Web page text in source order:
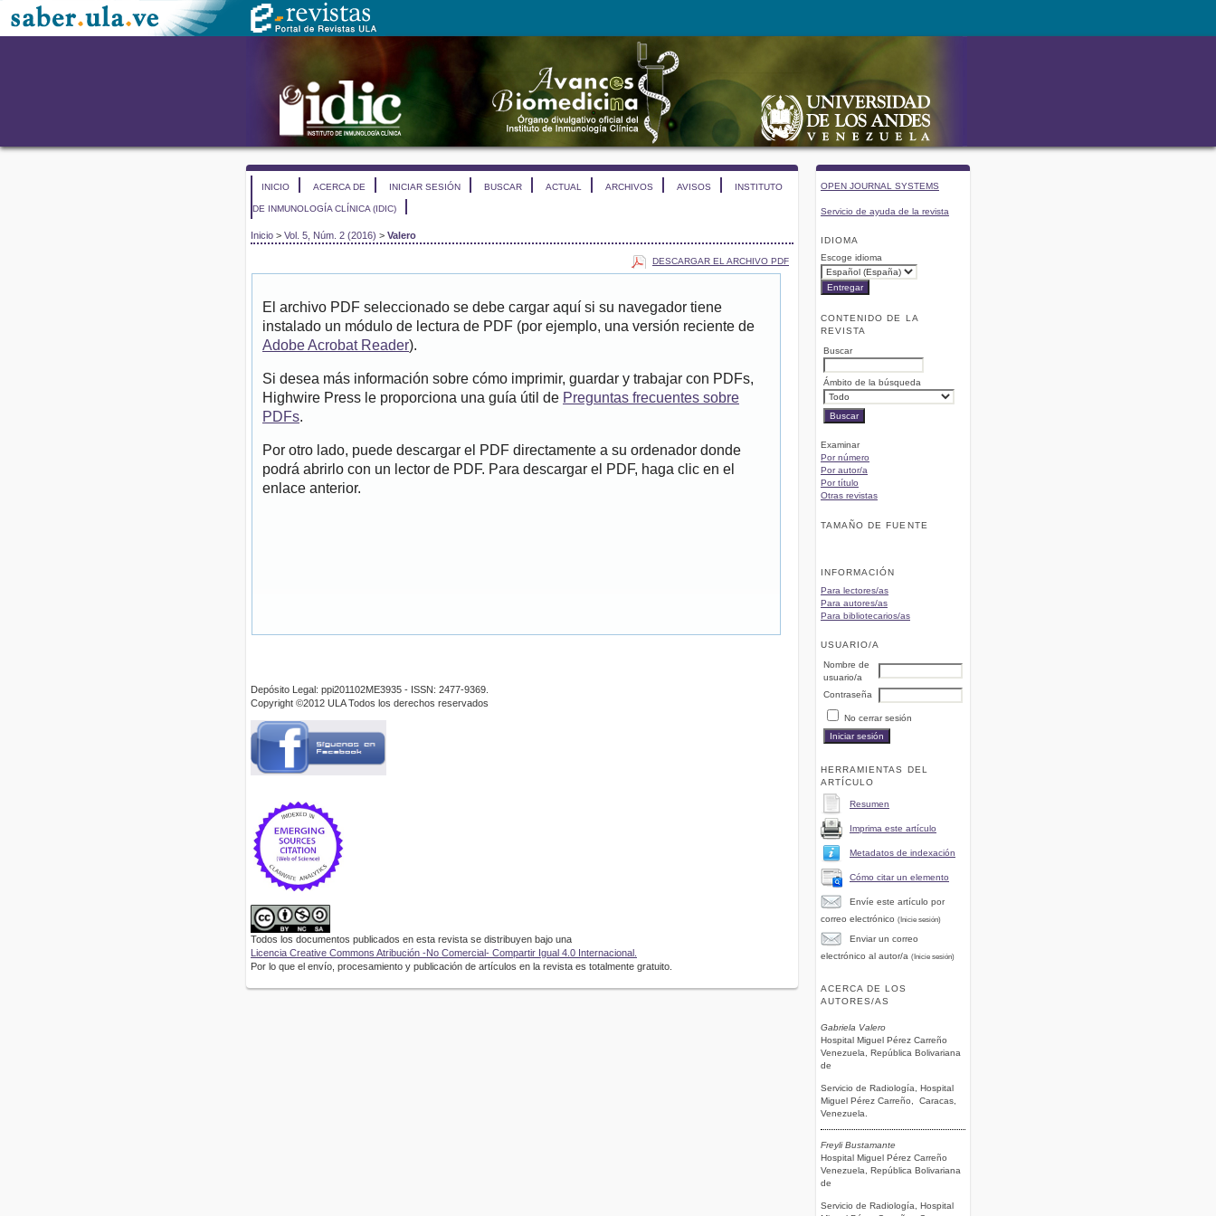
OPEN JOURNAL SYSTEMS
Servicio de ayuda de la revista
IDIOMA
Escoge idioma
CONTENIDO DE LA
REVISTA
Buscar
Ámbito de la búsqueda
Examinar
Por número
Por autor/a
Por título
Otras revistas
TAMAÑO DE FUENTE
INFORMACIÓN
Para lectores/as
Para autores/as
Para bibliotecarios/as
USUARIO/A
Nombre de
usuario/a
Contraseña
No cerrar sesión
HERRAMIENTAS DEL
ARTÍCULO
Resumen
Imprima este artículo
Metadatos de indexación
Cómo citar un elemento
Envíe este artículo por
correo electrónico (Inicie sesión)
Enviar un correo
electrónico al autor/a (Inicie sesión)
ACERCA DE LOS
AUTORES/AS
Gabriela Valero
Hospital Miguel Pérez Carreño
Venezuela, República Bolivariana
de
Servicio de Radiología, Hospital
Miguel Pérez Carreño, Caracas,
Venezuela.
Freyli Bustamante
Hospital Miguel Pérez Carreño
Venezuela, República Bolivariana
de
Servicio de Radiología, Hospital
INICIO ACERCA DE INICIAR SESIÓN BUSCAR ACTUAL ARCHIVOS AVISOS INSTITUTO
DE INMUNOLOGÍA CLÍNICA (IDIC)
Inicio > Vol. 5, Núm. 2 (2016) > Valero
DESCARGAR EL ARCHIVO PDF
El archivo PDF seleccionado se debe cargar aquí si su navegador tiene
instalado un módulo de lectura de PDF (por ejemplo, una versión reciente de
Adobe Acrobat Reader).
Si desea más información sobre cómo imprimir, guardar y trabajar con PDFs,
Highwire Press le proporciona una guía útil de Preguntas frecuentes sobre
PDFs.
Por otro lado, puede descargar el PDF directamente a su ordenador donde
podrá abrirlo con un lector de PDF. Para descargar el PDF, haga clic en el
enlace anterior.
Depósito Legal: ppi201102ME3935 - ISSN: 2477-9369.
Copyright ©2012 ULA Todos los derechos reservados
Todos los documentos publicados en esta revista se distribuyen bajo una
Licencia Creative Commons Atribución -No Comercial- Compartir Igual 4.0 Internacional.
Por lo que el envío, procesamiento y publicación de artículos en la revista es totalmente gratuito.